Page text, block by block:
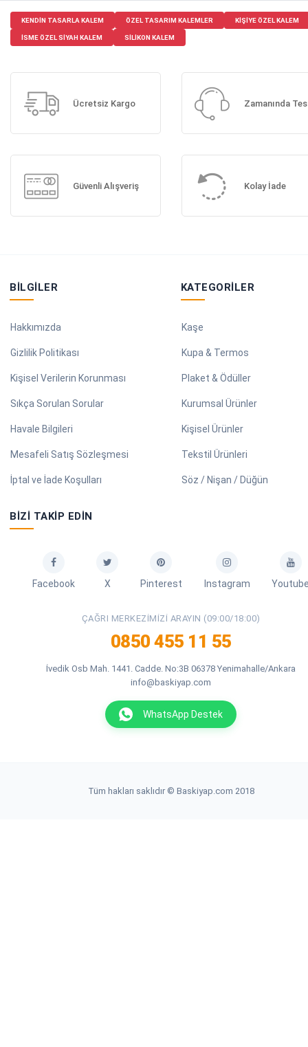
KENDIN TASARLA KALEM ÖZEL TASARIM KALEMLER KIŞIYE ÖZEL KALEM
ISME ÖZEL SIYAH KALEM SILIKON KALEM
Ücretsiz Kargo Zamanında
Güvenli Alışveriş Kolay İade
BILGILER
Hakkımızda
Gizlilik Politikası
Kişisel Verilerin Korunması
Sıkça Sorulan Sorular
Havale Bilgileri
Mesafeli Satış Sözleşmesi
İptal ve İade Koşulları
KATEGORILER
Kaşe
Kupa & Termos
Plaket & Ödüller
Kurumsal Ürünler
Kişisel Ürünler
Tekstil Ürünleri
Söz / Nişan / Düğün
BIZI TAKIP EDIN
Facebook X Pinterest Instagram
ÇAĞRI MERKEZIMIZI ARAYIN (09:00/18:00)
0850 455 11 55
İvedik Osb Mah. 1441. Cadde. No:3B 06378 Yenimahalle/Ankara
info@baskiyap.com
WhatsApp Destek
Tüm hakları saklıdır © Baskiyap.com 2018